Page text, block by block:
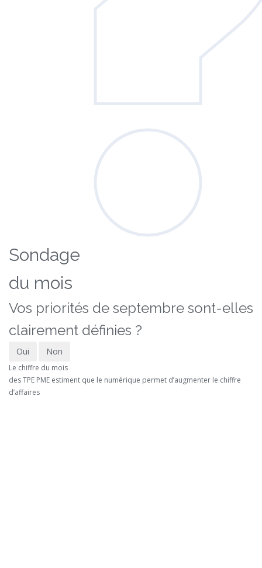
Sondage
du mois
Vos priorités de septembre sont-elles
clairement définies ?
Oui Non
Le chiffre du mois
des TPE PME estiment que le numérique permet d’augmenter le chiffre
d’affaires